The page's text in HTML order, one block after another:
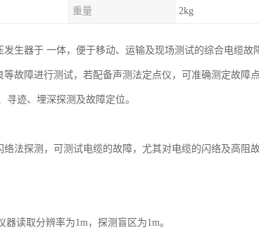
重量 2kg
生器于 一体，便于移动、运输及现场测试的综合电缆故
故障进行测试，若配备声测法定点仪，可准确测定故障
迹、埋深探测及故障定位。
法探测，可测试电缆的故障，尤其对电缆的闪络及高阻
读取分辨率为1m，探测盲区为1m。